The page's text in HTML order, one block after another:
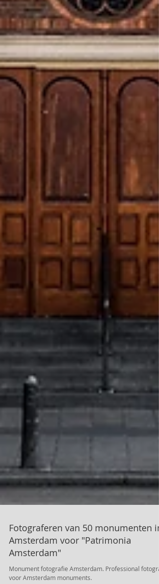
Fotograferen van 50 monumenten in
Amsterdam voor "Patrimonia
Amsterdam"